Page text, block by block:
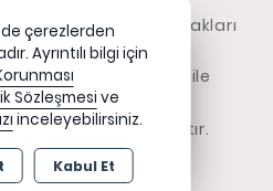
- Tüm hakları
256bit SSL sertifikası ile
ile hazırlanmıştır.
çerezlerden
Ayrıntılı bilgi için
Sözleşmesi ve
inceleyebilirsiniz.
Kabul Et